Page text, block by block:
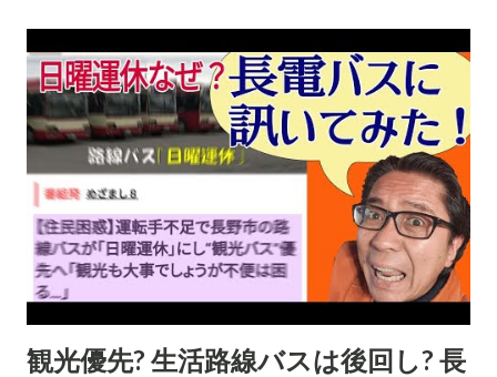
観光優先? 生活路線バスは後回し? 長